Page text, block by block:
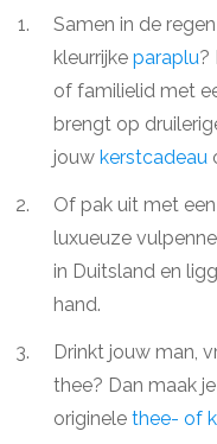
Samen in de
kleurrijke paraplu?
of familielid met
brengt op
jouw kerstcadeau
Of pak uit met
luxueuze
in Duitsland en
hand.
Drinkt jouw man,
thee? Dan maak
originele thee- of